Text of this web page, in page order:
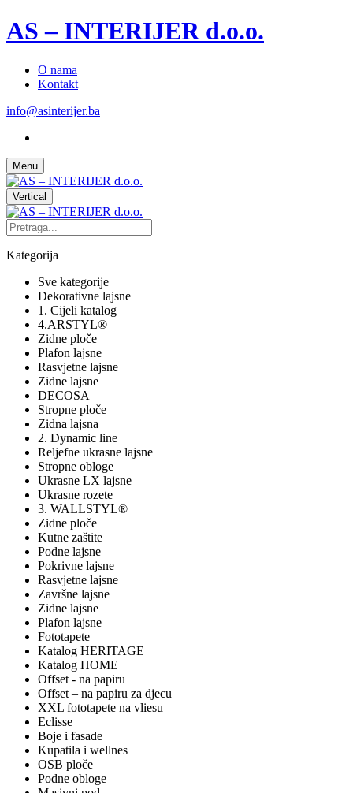
AS – INTERIJER d.o.o.
O nama
Kontakt
info@asinterijer.ba
Menu
Vertical
Kategorija
Sve kategorije
Dekorativne lajsne
1. Cijeli katalog
4.ARSTYL®
Zidne ploče
Plafon lajsne
Rasvjetne lajsne
Zidne lajsne
DECOSA
Stropne ploče
Zidna lajsna
2. Dynamic line
Reljefne ukrasne lajsne
Stropne obloge
Ukrasne LX lajsne
Ukrasne rozete
3. WALLSTYL®
Zidne ploče
Kutne zaštite
Podne lajsne
Pokrivne lajsne
Rasvjetne lajsne
Završne lajsne
Zidne lajsne
Plafon lajsne
Fototapete
Katalog HERITAGE
Katalog HOME
Offset - na papiru
Offset – na papiru za djecu
XXL fototapete na vliesu
Eclisse
Boje i fasade
Kupatila i wellnes
OSB ploče
Podne obloge